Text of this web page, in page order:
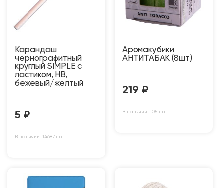
Карандаш
чернографитный
круглый SIMPLE с
ластиком, HB,
бежевый/желтый
5 ₽
В наличии: 14687 шт
Аромакубики
АНТИТАБАК (8шт)
219 ₽
В наличии: 105 шт